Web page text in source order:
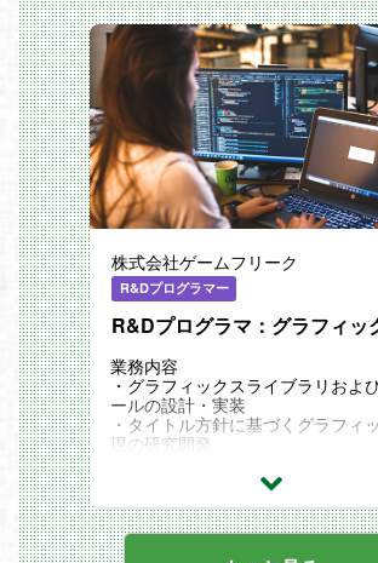
株式会社ゲームフリーク
R&Dプログラマー
R&Dプログラマ：グラフィッ
業務内容
・グラフィックスライブラリおよ
ールの設計・実装
・タイトル方針に基づくグラフィ
現の研究開発